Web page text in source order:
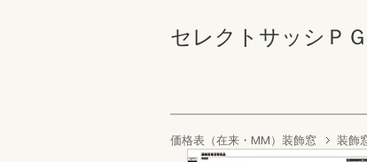
セレクトサッシＰ
価格表（在来・MM）装飾窓 装飾